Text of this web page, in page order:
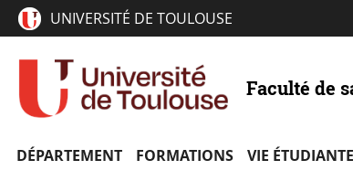
UNIVERSITÉ DE TOULOUSE
Faculté de
DÉPARTEMENT FORMATIONS VIE ÉTUDIANTE